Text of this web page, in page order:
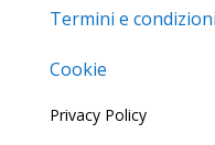
Termini e condizioni
Cookie
Privacy Policy